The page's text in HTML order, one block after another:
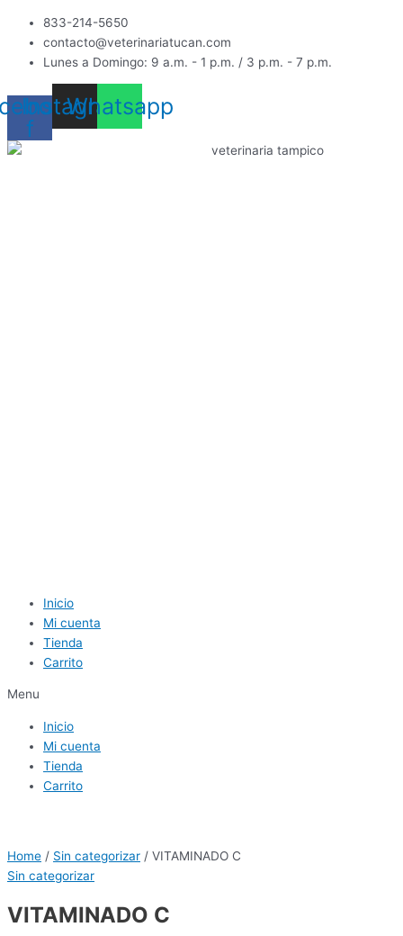
contenido
833-214-5650
contacto@veterinariatucan.com
Lunes a Domingo: 9 a.m. - 1 p.m. / 3 p.m. - 7 p.m.
f
Instagram
Whatsapp
Inicio
Mi cuenta
Tienda
Carrito
Menu
Inicio
Mi cuenta
Tienda
Carrito
Home / Sin categorizar / VITAMINADO C
Sin categorizar
VITAMINADO C